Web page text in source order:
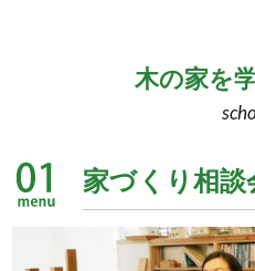
木の家を
家づくり相談